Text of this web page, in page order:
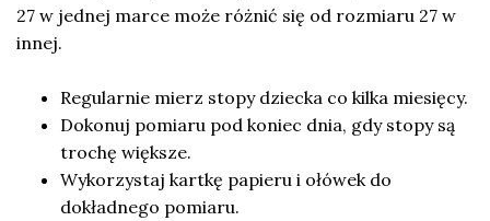
27 w jednej marce może różnić się od rozmiaru 27 w
innej.
Regularnie mierz stopy dziecka co kilka miesięcy.
Dokonuj pomiaru pod koniec dnia, gdy stopy są
trochę większe.
Wykorzystaj kartkę papieru i ołówek do
dokładnego pomiaru.